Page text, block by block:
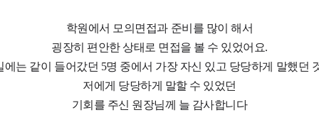
학원에서 모의면접과 준비를 많이 해서
굉장히 편안한 상태로 면접을 볼 수 있었어요.
에는 같이 들어갔던 5명 중에서 가장 자신 있고 당당하게 말했던
저에게 당당하게 말할 수 있었던
기회를 주신 원장님께 늘 감사합니다